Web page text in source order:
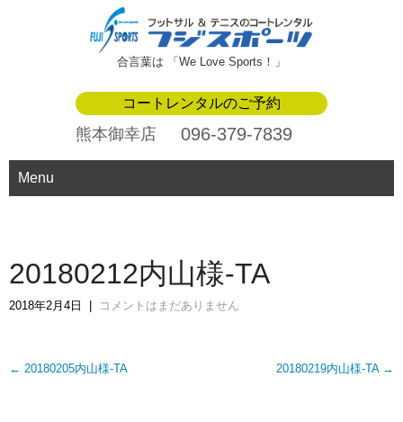
合言葉は 「We Love Sports！」
コートレンタルのご予約
熊本御幸店 096-379-7839
Menu
20180212内山様-TA
2018年2月4日 コメントはまだありません
Post
← 20180205内山様-TA 20180219内山様-TA →